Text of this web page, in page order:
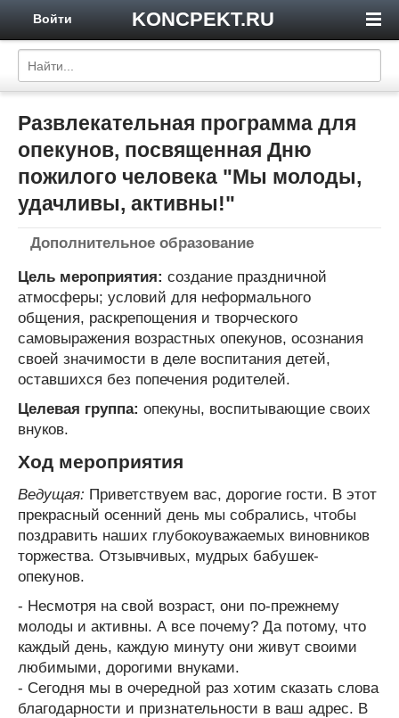
KONCPEKT.RU
Войти
Развлекательная программа для
опекунов, посвященная Дню
пожилого человека "Мы молоды,
удачливы, активны!"
Дополнительное образование
Цель мероприятия: создание праздничной
атмосферы; условий для неформального
общения, раскрепощения и творческого
самовыражения возрастных опекунов, осознания
своей значимости в деле воспитания детей,
оставшихся без попечения родителей.
Целевая группа: опекуны, воспитывающие своих
внуков.
Ход мероприятия
Ведущая: Приветствуем вас, дорогие гости. В этот
прекрасный осенний день мы собрались, чтобы
поздравить наших глубокоуважаемых виновников
торжества. Отзывчивых, мудрых бабушек-
опекунов.
- Несмотря на свой возраст, они по-прежнему
молоды и активны. А все почему? Да потому, что
каждый день, каждую минуту они живут своими
любимыми, дорогими внуками.
- Сегодня мы в очередной раз хотим сказать слова
благодарности и признательности в ваш адрес. В